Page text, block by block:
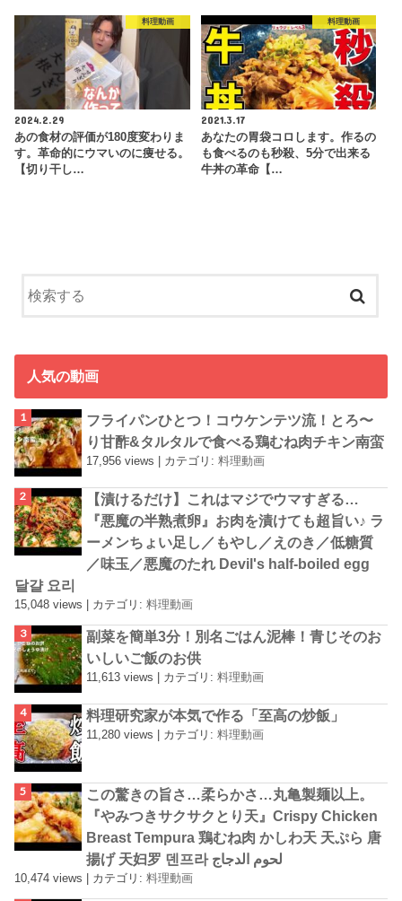
料理動画
2024.2.29
あの食材の評価が180度変わりま
す。革命的にウマいのに痩せる。
【切り干し…
料理動画
2021.3.17
あなたの胃袋コロします。作るの
も食べるのも秒殺、5分で出来る
牛丼の革命【…
人気の動画
フライパンひとつ！コウケンテツ流！とろ〜
り甘酢&タルタルで食べる鶏むね肉チキン南蛮
17,956 views カテゴリ:料理動画
【漬けるだけ】これはマジでウマすぎる…
『悪魔の半熟煮卵』お肉を漬けても超旨い♪ ラ
ーメンちょい足し／もやし／えのき／低糖質
／味玉／悪魔のたれ Devil's half-boiled egg
달걀 요리
15,048 views カテゴリ:料理動画
副菜を簡単3分！別名ごはん泥棒！青じそのお
いしいご飯のお供
11,613 views | カテゴリ:料理動画
料理研究家が本気で作る「至高の炒飯」
11,280 views カテゴリ:料理動画
この驚きの旨さ…柔らかさ…丸亀製麺以上。
『やみつきサクサクとり天』Crispy Chicken
Breast Tempura 鶏むね肉 かしわ天 天ぷら 唐
揚げ 天妇罗 덴프라 لحوم الدجاج
10,474 views カテゴリ:料理動画